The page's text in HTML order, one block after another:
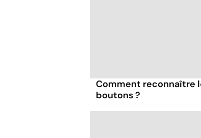
Comment reconnaître
boutons ?